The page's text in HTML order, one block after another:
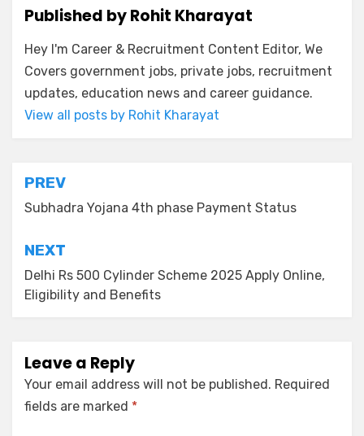
Published byRohit Kharayat
Hey I'm Career & Recruitment Content Editor, We
Covers government jobs, private jobs, recruitment
updates, education news and career guidance.
View all posts by Rohit Kharayat
PREV
Subhadra Yojana 4th phase Payment Status
NEXT
Delhi Rs 500 Cylinder Scheme 2025 Apply Online,
Eligibility and Benefits
Leave a Reply
Your email address will not be published. Required
fields are marked *